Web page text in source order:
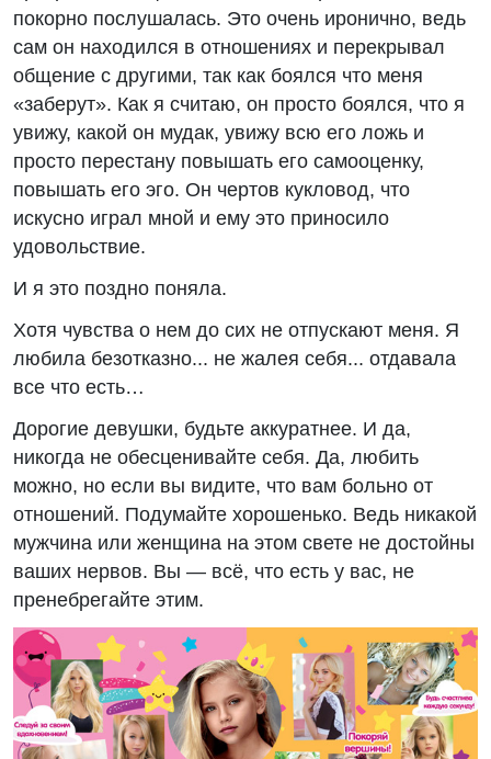
покорно послушалась. Это очень иронично, ведь
сам он находился в отношениях и перекрывал
общение с другими, так как боялся что меня
«заберут». Как я считаю, он просто боялся, что я
увижу, какой он мудак, увижу всю его ложь и
просто перестану повышать его самооценку,
повышать его эго. Он чертов кукловод, что
искусно играл мной и ему это приносило
удовольствие.
И я это поздно поняла.
Хотя чувства о нем до сих не отпускают меня. Я
любила безотказно... не жалея себя... отдавала
все что есть…
Дорогие девушки, будьте аккуратнее. И да,
никогда не обесценивайте себя. Да, любить
можно, но если вы видите, что вам больно от
отношений. Подумайте хорошенько. Ведь никакой
мужчина или женщина на этом свете не достойны
ваших нервов. Вы — всё, что есть у вас, не
пренебрегайте этим.